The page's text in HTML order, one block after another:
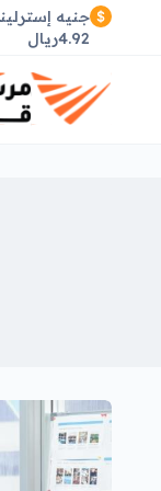
جنيه
4.92ريال